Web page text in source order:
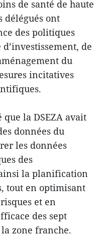
de santé de haute
délégués ont
des politiques
de
du
incitatives
la DSEZA avait
données du
les données
des
la planification
tout en optimisant
et en
des sept
zone franche.